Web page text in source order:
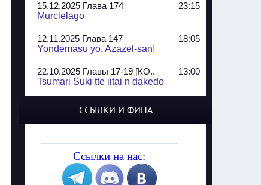
15.12.2025 Глава 174
23:15
Murcielago
12.11.2025 Глава 147
18:05
Yondemasu yo, Azazel-san!
22.10.2025 Главы 17-19 [КО..
13:00
Tsumari Suki tte iitai n dakedo
Jungle Juice
Yozakura Shijuusou
08.08.2025 Глава 50
A Compendium of Ghosts
ССЫЛКИ И ФИНА
Ссылки на нас: